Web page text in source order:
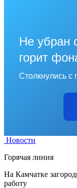
Не убран
горит
Столкнулись
Новости
Горячая линия
На Камчатке
работу